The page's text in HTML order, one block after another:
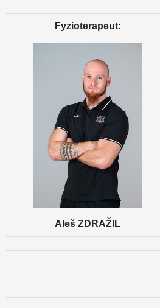
Fyzioterapeut:
Aleš ZDRAŽIL